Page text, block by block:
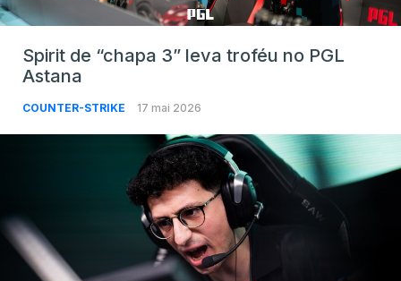
Spirit de “chapa 3” leva troféu no PGL
Astana
COUNTER-STRIKE 17 mai 2026